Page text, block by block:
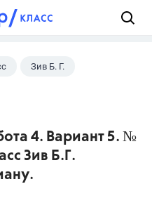
Зив Б. Г.
4. Вариант 5. №
Зив Б.Г.